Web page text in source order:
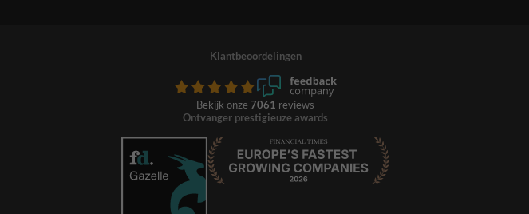
Klantbeoordelingen
Bekijk onze 7061 reviews
Ontvanger prestigieuze awards